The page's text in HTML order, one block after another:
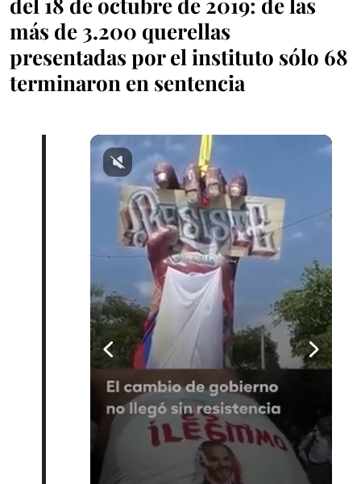
más de 3.200 querellas
presentadas por el instituto sólo 68
terminaron en sentencia